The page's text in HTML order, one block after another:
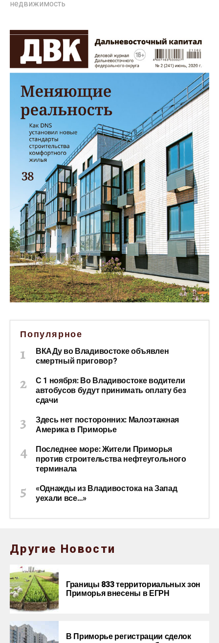
недвижимость
Популярное
ВКАДу во Владивостоке объявлен
смертный приговор?
С 1 ноября: Во Владивостоке водители
автобусов будут принимать оплату без
сдачи
Здесь нет посторонних: Малоэтажная
Америка в Приморье
Последнее море: Жители Приморья
против строительства нефтеугольного
терминала
«Однажды из Владивостока на Запад
уехали все…»
Другие Новости
Границы 833 территориальных зон
Приморья внесены в ЕГРН
В Приморье регистрации сделок